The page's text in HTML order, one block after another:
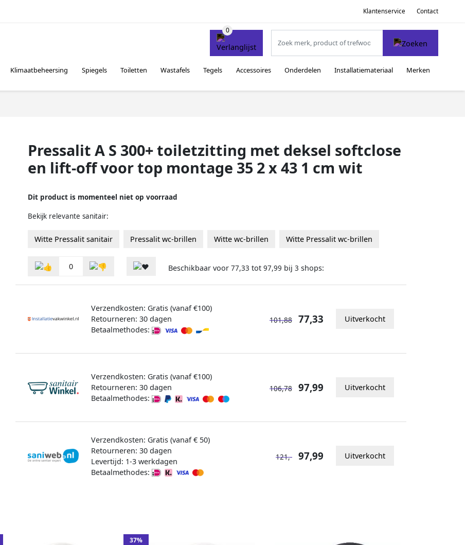
Klantenservice Contact
Klimaatbeheersing Spiegels Toiletten Wastafels Tegels Accessoires Onderdelen Installatiemateriaal Merken
Pressalit A S 300+ toiletzitting met deksel softclose
en lift-off voor top montage 35 2 x 43 1 cm wit
Dit product is momenteel niet op voorraad
Bekijk relevante sanitair:
Witte Pressalit sanitair Pressalit wc-brillen Witte wc-brillen Witte Pressalit wc-brillen
0 Beschikbaar voor 77,33 tot 97,99 bij 3 shops:
Verzendkosten: Gratis (vanaf €100)
Retourneren: 30 dagen
Betaalmethodes:
101,88 77,33 Uitverkocht
Verzendkosten: Gratis (vanaf €100)
Retourneren: 30 dagen
Betaalmethodes:
106,78 97,99 Uitverkocht
Verzendkosten: Gratis (vanaf € 50)
Retourneren: 30 dagen
Levertijd: 1-3 werkdagen
Betaalmethodes:
121,- 97,99 Uitverkocht
37%